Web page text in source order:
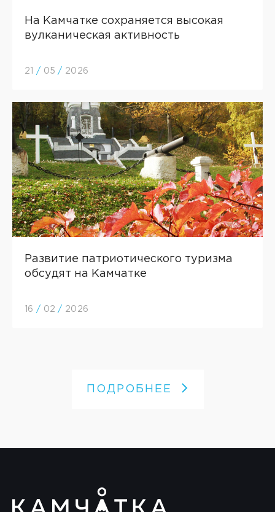
На Камчатке сохраняется высокая
вулканическая активность
21 / 05 / 2026
Развитие патриотического туризма
обсудят на Камчатке
16 / 02 / 2026
ПОДРОБНЕЕ